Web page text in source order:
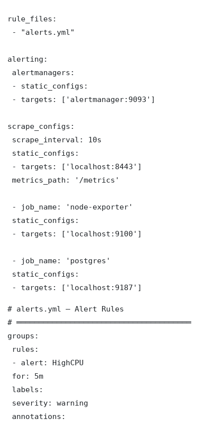
rule_files:
- "alerts.yml"
alerting:
alertmanagers:
- static_configs:
- targets: ['alertmanager:9093']
scrape_configs:
scrape_interval: 10s
static_configs:
- targets: ['localhost:8443']
metrics_path: '/metrics'
- job_name: 'node-exporter'
static_configs:
- targets: ['localhost:9100']
- job_name: 'postgres'
static_configs:
- targets: ['localhost:9187']
# alerts.yml — Alert Rules
# ═══════════════════════════════════════
groups:
rules:
- alert: HighCPU
for: 5m
labels:
severity: warning
annotations: